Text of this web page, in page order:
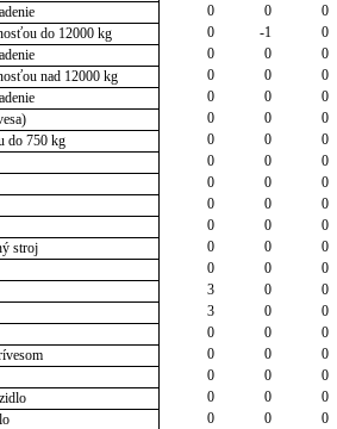
0 0
0
do 12000 kg
0 -1
0
0 0
0
nad 12000 kg
0 0
0
0 0
0
0 0
0
do 750 kg
0 0
0
0 0
0
0 0
0
0 0
0
0 0
0
stroj
0 0
0
0 0
0
3 0
0
3 0
0
0 0
0
0 0
0
0 0
0
0 0
0
0 0
0